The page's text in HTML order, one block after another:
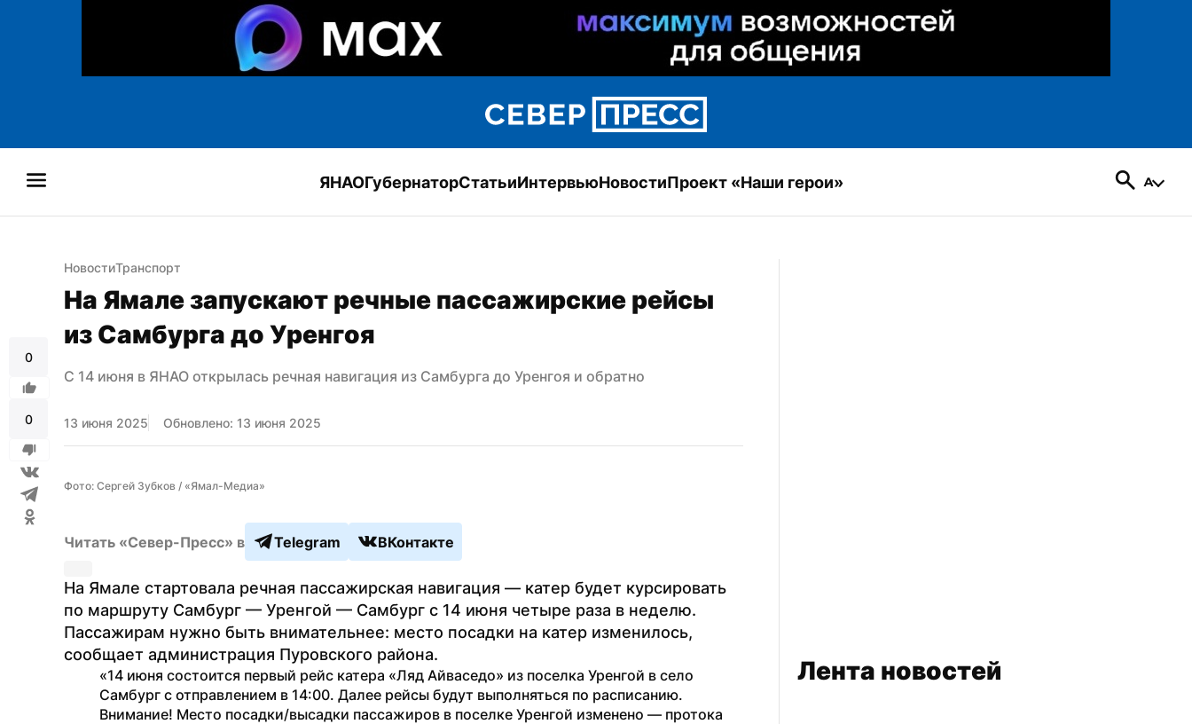
ЯНАОГубернаторСтатьиИнтервьюНовостиПроект «Наши герои»
0
0
НовостиТранспорт
На Ямале запускают речные пассажирские рейсы
из Самбурга до Уренгоя
С 14 июня в ЯНАО открылась речная навигация из Самбурга до Уренгоя и обратно
13 июня 2025 Обновлено: 13 июня 2025
Фото: Сергей Зубков / «Ямал-Медиа»
Читать «Север-Пресс» в Telegram ВКонтакте
На Ямале стартовала речная пассажирская навигация — катер будет курсировать
по маршруту Самбург — Уренгой — Самбург с 14 июня четыре раза в неделю.
Пассажирам нужно быть внимательнее: место посадки на катер изменилось,
сообщает администрация Пуровского района.
«14 июня состоится первый рейс катера «Ляд Айваседо» из поселка Уренгой в село
Самбург с отправлением в 14:00. Далее рейсы будут выполняться по расписанию.
Внимание! Место посадки/высадки пассажиров в поселке Уренгой изменено — протока
Лента новостей